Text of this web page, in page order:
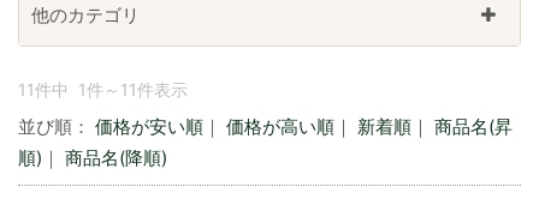
11件中 1件～11件表示
並び順： 価格が安い順 ｜ 価格が高い順 ｜ 新着順 ｜ 商品名(昇
順) ｜ 商品名(降順)
他のカテゴリ